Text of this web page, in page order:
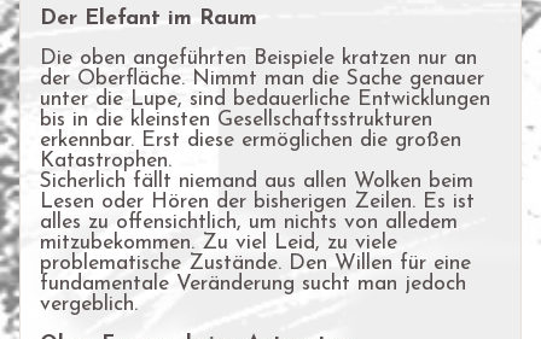
Der Elefant im Raum
Die oben angeführten Beispiele kratzen nur an
der Oberfläche. Nimmt man die Sache genauer
unter die Lupe, sind bedauerliche Entwicklungen
bis in die kleinsten Gesellschaftsstrukturen
erkennbar. Erst diese ermöglichen die großen
Katastrophen.
Sicherlich fällt niemand aus allen Wolken beim
Lesen oder Hören der bisherigen Zeilen. Es ist
alles zu offensichtlich, um nichts von alledem
mitzubekommen. Zu viel Leid, zu viele
problematische Zustände. Den Willen für eine
fundamentale Veränderung sucht man jedoch
vergeblich.